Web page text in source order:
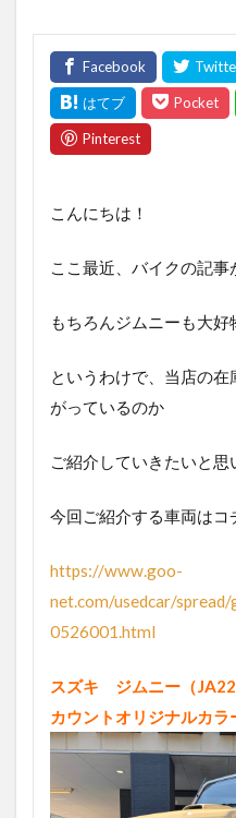
こんにちは！
ここ最近、バイクの記
もちろんジムニーも大好
というわけで、当店の
がっているのか
ご紹介していきたいと思
今回ご紹介する車両はコ
https://www.goo-
net.com/usedcar/
0526001.html
スズキ ジムニー（
カウントオリジナルカラ